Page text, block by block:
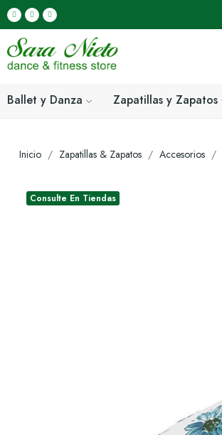
Ballet y Danza Zapatillas y Zapatos
Inicio Zapatillas & Zapatos Accesorios
Consulte En Tiendas